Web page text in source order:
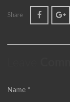
Share
Name *